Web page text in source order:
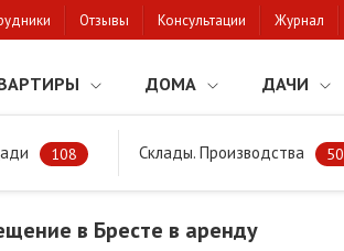
Отзывы Консультации Журнал
ДОМА ДАЧИ
108 Склады. Производства 50
Торговое помещение в Бресте в аренду
в Бресте в аренду